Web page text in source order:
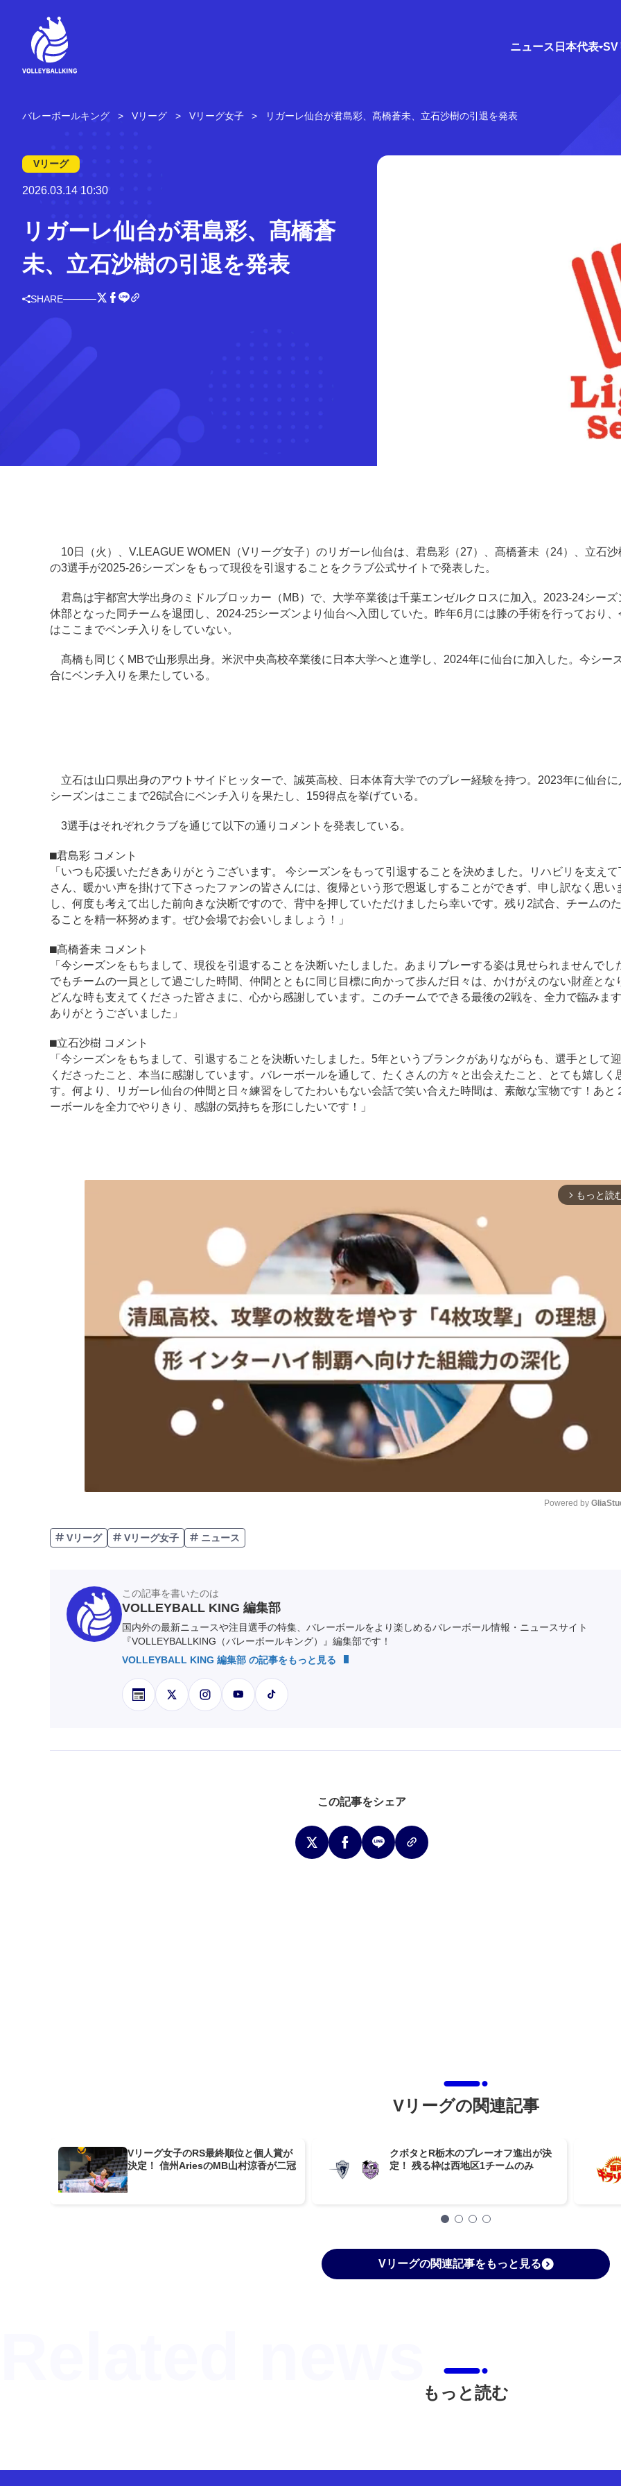
ニュース 日本代表 SV
バレーボールキング Vリーグ Vリーグ女子 リガーレ仙台が君島彩、髙橋蒼未、立石沙樹の引退を発表
Vリーグ
2026.03.14 10:30
リガーレ仙台が君島彩、髙橋蒼
未、立石沙樹の引退を発表
SHARE
10日（火）、V.LEAGUE WOMEN（Vリーグ女子）のリガーレ仙台は、君島彩（27）、髙橋蒼未（24）、立石沙
の3選手が2025-26シーズンをもって現役を引退することをクラブ公式サイトで発表した。
君島は宇都宮大学出身のミドルブロッカー（MB）で、大学卒業後は千葉エンゼルクロスに加入。2023-24シーズ
休部となった同チームを退団し、2024-25シーズンより仙台へ入団していた。昨年6月には膝の手術を行っており
はここまでベンチ入りをしていない。
髙橋も同じくMBで山形県出身。米沢中央高校卒業後に日本大学へと進学し、2024年に仙台に加入した。今シー
合にベンチ入りを果たしている。
立石は山口県出身のアウトサイドヒッターで、誠英高校、日本体育大学でのプレー経験を持つ。2023年に仙台に
シーズンはここまで26試合にベンチ入りを果たし、159得点を挙げている。
3選手はそれぞれクラブを通じて以下の通りコメントを発表している。
⬛︎君島彩 コメント
「いつも応援いただきありがとうございます。 今シーズンをもって引退することを決めました。リハビリを支え
さん、暖かい声を掛けて下さったファンの皆さんには、復帰という形で恩返しすることができず、申し訳なく思い
し、何度も考えて出した前向きな決断ですので、背中を押していただけましたら幸いです。残り2試合、チームの
ることを精一杯努めます。ぜひ会場でお会いしましょう！」
⬛︎髙橋蒼未 コメント
「今シーズンをもちまして、現役を引退することを決断いたしました。あまりプレーする姿は見せられませんでし
でもチームの一員として過ごした時間、仲間とともに同じ目標に向かって歩んだ日々は、かけがえのない財産とな
どんな時も支えてくださった皆さまに、心から感謝しています。このチームでできる最後の2戦を、全力で臨みま
ありがとうございました」
⬛︎立石沙樹 コメント
「今シーズンをもちまして、引退することを決断いたしました。5年というブランクがありながらも、選手として
くださったこと、本当に感謝しています。バレーボールを通して、たくさんの方々と出会えたこと、とても嬉しく
す。何より、リガーレ仙台の仲間と日々練習をしてたわいもない会話で笑い合えた時間は、素敵な宝物です！あと
ーボールを全力でやりきり、感謝の気持ちを形にしたいです！」
arrow_forward_ios もっと読
Powered by
Vリーグ Vリーグ女子 ニュース
この記事を書いたのは
VOLLEYBALL KING 編集部
国内外の最新ニュースや注目選手の特集、バレーボールをより楽しめるバレーボール情報・ニュースサイト
『VOLLEYBALLKING（バレーボールキング）』編集部です！
VOLLEYBALL KING 編集部 の記事をもっと見る
この記事をシェア
Vリーグの関連記事
Vリーグ女子のRS最終順位と個人賞が
決定！ 信州AriesのMB山村涼香が二冠
クボタとR栃木のプレーオフ進出が決
定！ 残る枠は西地区1チームのみ
Vリーグの関連記事をもっと見る
もっと読む